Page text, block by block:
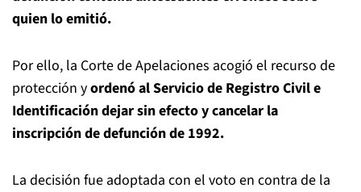
quien lo emitió.
Por ello, la Corte de Apelaciones acogió el recurso de
protección yordenó al Servicio de Registro Civil e
Identificación dejar sin efecto y cancelar la
inscripción de defunción de 1992.
La decisión fue adoptada con el voto en contra de la